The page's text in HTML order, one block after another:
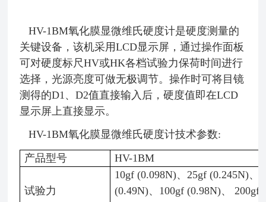
HV-1BM氧化膜显微维氏硬度计是硬度测量的
关键设备，该机采用LCD显示屏，通过操作面板
可对硬度标尺HV或HK各档试验力保荷时间进行
选择，光源亮度可做无极调节。操作时可将目镜
测得的D1、D2值直接输入后，硬度值即在LCD
显示屏上直接显示。
HV-1BM氧化膜显微维氏硬度计技术参数:
产品型号
HV-1BM
试验力
10gf (0.098N)、25gf (0.245N)、
(0.49N)、100gf (0.98N)、 200gf